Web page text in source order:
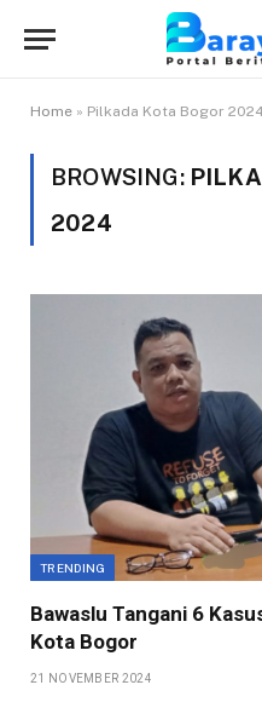
Home » Pilkada Kota Bogor
BROWSING:
2024
TRENDING
Bawaslu Tangani 6
Kota Bogor
21 NOVEMBER 2024